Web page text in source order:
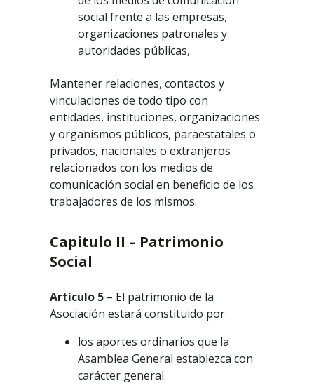
social frente a las empresas,
organizaciones patronales y
autoridades públicas,
Mantener relaciones, contactos y
vinculaciones de todo tipo con
entidades, instituciones, organizaciones
y organismos públicos, paraestatales o
privados, nacionales o extranjeros
relacionados con los medios de
comunicación social en beneficio de los
trabajadores de los mismos.
Capitulo II – Patrimonio
Social
Artículo 5 – El patrimonio de la
Asociación estará constituido por
los aportes ordinarios que la
Asamblea General establezca con
carácter general